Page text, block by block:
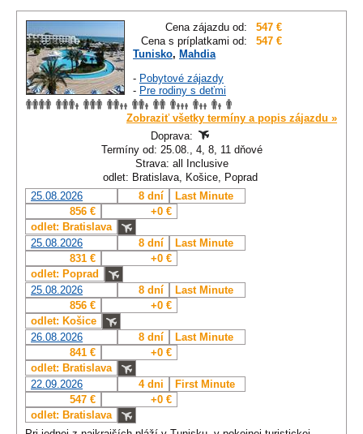
Cena zájazdu od:
547 €
Cena s príplatkami od:
547 €
Tunisko, Mahdia
- Pobytové zájazdy
- Pre rodiny s deťmi
Zobraziť všetky termíny a popis zájazdu »
Doprava:
Termíny od: 25.08., 4, 8, 11 dňové
Strava: all Inclusive
odlet: Bratislava, Košice, Poprad
25.08.2026
8 dní
Last Minute
856 €
+0 €
odlet: Bratislava
25.08.2026
8 dní
Last Minute
831 €
+0 €
odlet: Poprad
25.08.2026
8 dní
Last Minute
856 €
+0 €
odlet: Košice
26.08.2026
8 dní
Last Minute
841 €
+0 €
odlet: Bratislava
22.09.2026
4 dni
First Minute
547 €
+0 €
odlet: Bratislava